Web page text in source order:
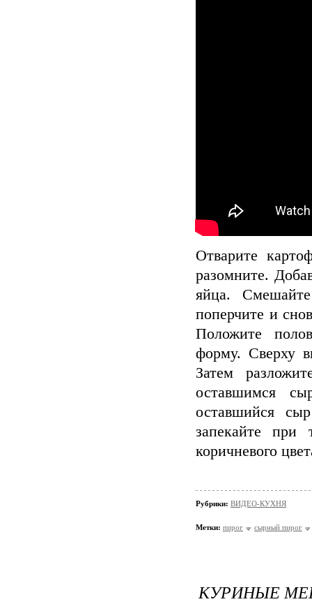
Отварите
разомните.
яйца.
поперчите и
Положите
форму. Сверху
Затем
оставшимся
оставшийся
запекайте
коричневого
Рубрики: ВИДЕО-КУХНЯ
Метки: пирог сырный пирог
КУРИНЫЕ